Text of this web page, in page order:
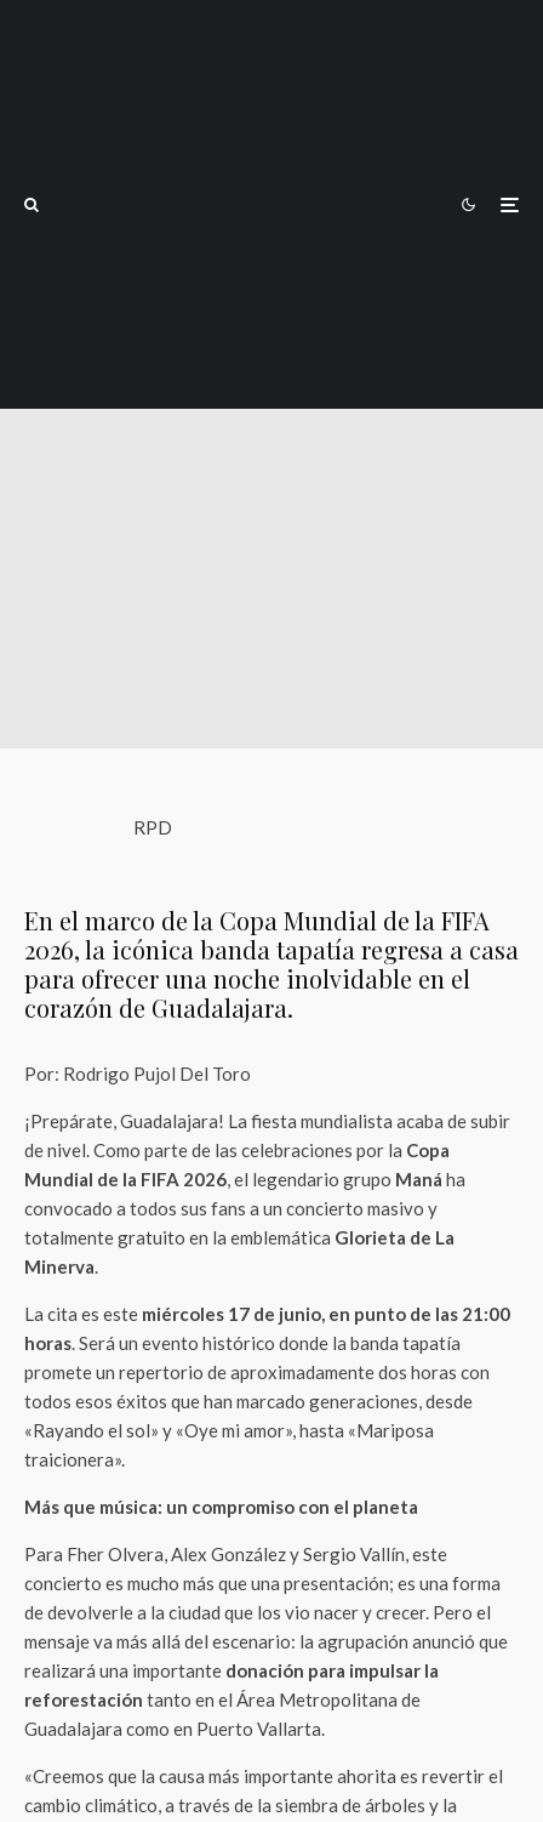
RPD
En el marco de la Copa Mundial de la FIFA
2026, la icónica banda tapatía regresa a casa
para ofrecer una noche inolvidable en el
corazón de Guadalajara.
Por: Rodrigo Pujol Del Toro
¡Prepárate, Guadalajara! La fiesta mundialista acaba de subir
de nivel. Como parte de las celebraciones por la Copa
Mundial de la FIFA 2026, el legendario grupo Maná ha
convocado a todos sus fans a un concierto masivo y
totalmente gratuito en la emblemática Glorieta de La
Minerva.
La cita es este miércoles 17 de junio, en punto de las 21:00
horas. Será un evento histórico donde la banda tapatía
promete un repertorio de aproximadamente dos horas con
todos esos éxitos que han marcado generaciones, desde
«Rayando el sol» y «Oye mi amor», hasta «Mariposa
traicionera».
Más que música: un compromiso con el planeta
Para Fher Olvera, Alex González y Sergio Vallín, este
concierto es mucho más que una presentación; es una forma
de devolverle a la ciudad que los vio nacer y crecer. Pero el
mensaje va más allá del escenario: la agrupación anunció que
realizará una importante donación para impulsar la
reforestación tanto en el Área Metropolitana de
Guadalajara como en Puerto Vallarta.
«Creemos que la causa más importante ahorita es revertir el
cambio climático, a través de la siembra de árboles y la